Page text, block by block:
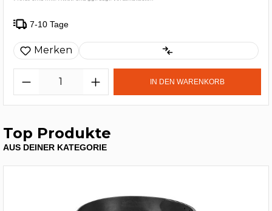
7-10 Tage
Merken
IN DEN WARENKORB
Top Produkte
AUS DEINER KATEGORIE